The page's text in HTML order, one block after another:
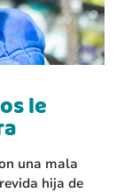
le
una mala
hija de